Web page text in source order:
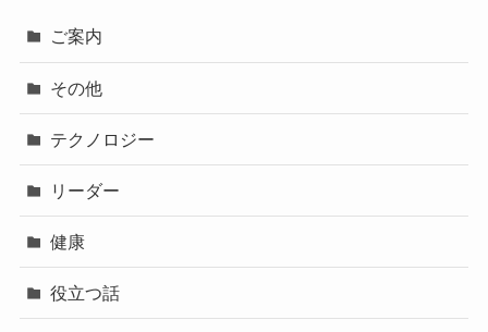
ご案内
その他
テクノロジー
リーダー
健康
役立つ話